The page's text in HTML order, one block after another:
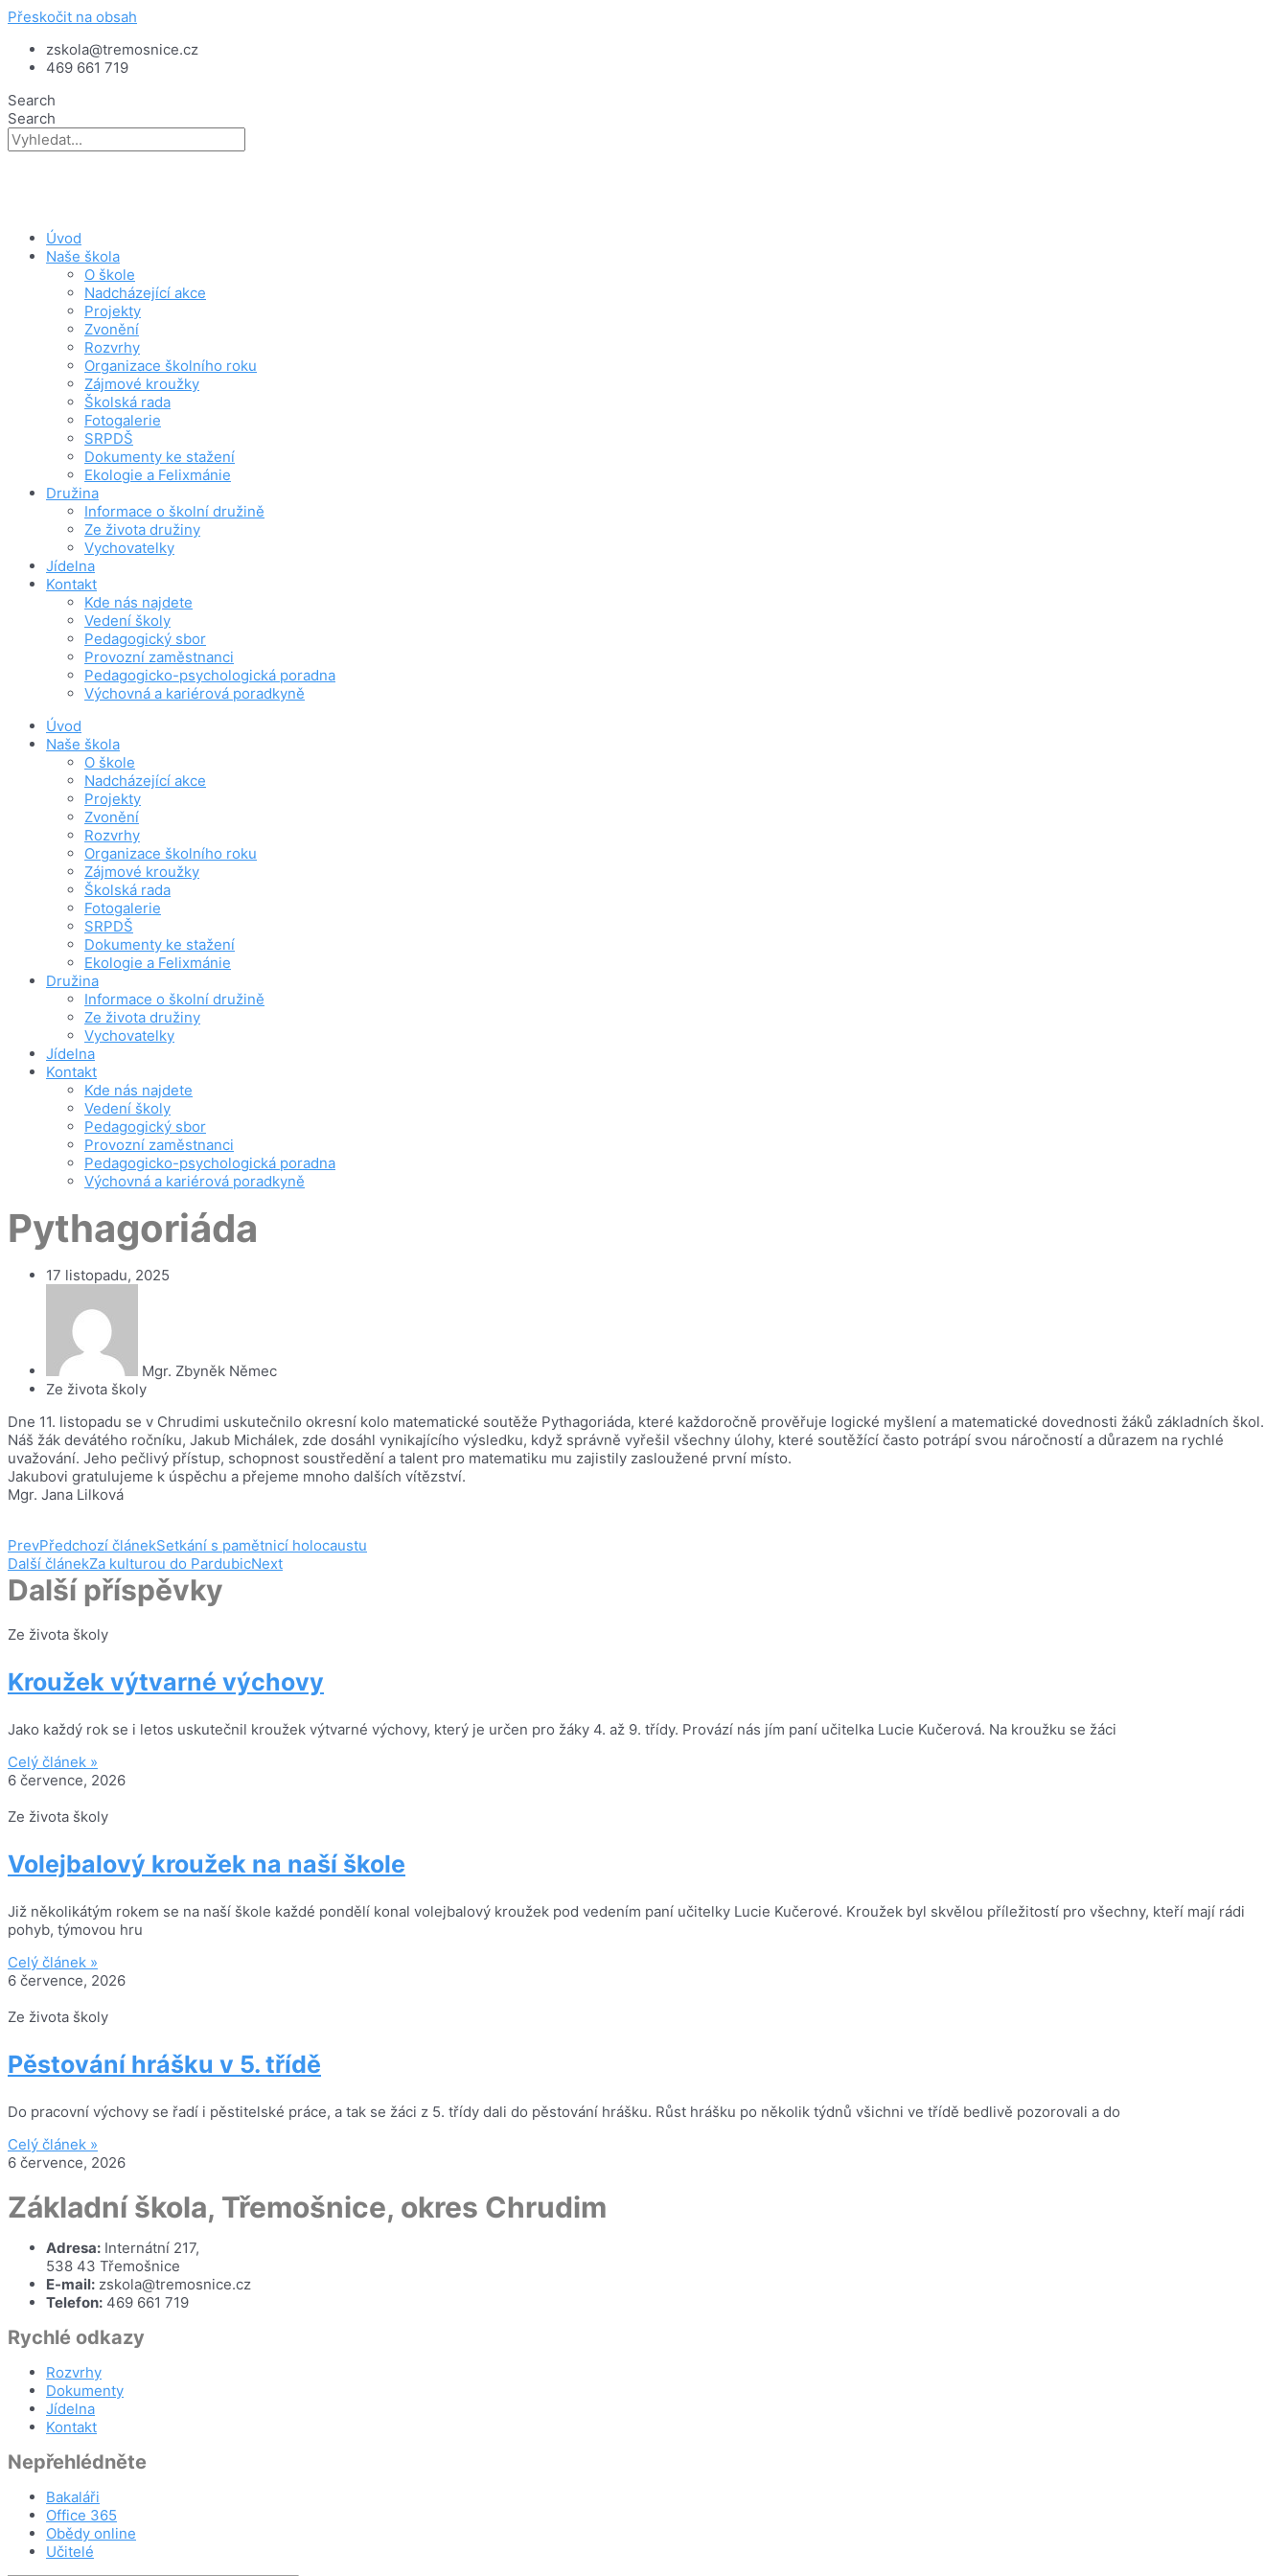
Přeskočit na obsah
zskola@tremosnice.cz
469 661 719
Search
Search
Úvod
Naše škola
O škole
Nadcházející akce
Projekty
Zvonění
Rozvrhy
Organizace školního roku
Zájmové kroužky
Školská rada
Fotogalerie
SRPDŠ
Dokumenty ke stažení
Ekologie a Felixmánie
Družina
Informace o školní družině
Ze života družiny
Vychovatelky
Jídelna
Kontakt
Kde nás najdete
Vedení školy
Pedagogický sbor
Provozní zaměstnanci
Pedagogicko-psychologická poradna
Výchovná a kariérová poradkyně
Úvod
Naše škola
O škole
Nadcházející akce
Projekty
Zvonění
Rozvrhy
Organizace školního roku
Zájmové kroužky
Školská rada
Fotogalerie
SRPDŠ
Dokumenty ke stažení
Ekologie a Felixmánie
Družina
Informace o školní družině
Ze života družiny
Vychovatelky
Jídelna
Kontakt
Kde nás najdete
Vedení školy
Pedagogický sbor
Provozní zaměstnanci
Pedagogicko-psychologická poradna
Výchovná a kariérová poradkyně
Pythagoriáda
17 listopadu, 2025
Mgr. Zbyněk Němec
Ze života školy
Dne 11. listopadu se v Chrudimi uskutečnilo okresní kolo matematické soutěže Pythagoriáda, které každoročně prověřuje logické myšlení a matematické dovednosti žáků základních škol.
Náš žák devátého ročníku, Jakub Michálek, zde dosáhl vynikajícího výsledku, když správně vyřešil všechny úlohy, které soutěžící často potrápí svou náročností a důrazem na rychlé
uvažování. Jeho pečlivý přístup, schopnost soustředění a talent pro matematiku mu zajistily zasloužené první místo.
Jakubovi gratulujeme k úspěchu a přejeme mnoho dalších vítězství.
Mgr. Jana Lilková
PrevPředchozí článekSetkání s pamětnicí holocaustu
Další článekZa kulturou do PardubicNext
Další příspěvky
Ze života školy
Kroužek výtvarné výchovy
Jako každý rok se i letos uskutečnil kroužek výtvarné výchovy, který je určen pro žáky 4. až 9. třídy. Provází nás jím paní učitelka Lucie Kučerová. Na kroužku se žáci
Celý článek »
6 července, 2026
Ze života školy
Volejbalový kroužek na naší škole
Již několikátým rokem se na naší škole každé pondělí konal volejbalový kroužek pod vedením paní učitelky Lucie Kučerové. Kroužek byl skvělou příležitostí pro všechny, kteří mají rádi
pohyb, týmovou hru
Celý článek »
6 července, 2026
Ze života školy
Pěstování hrášku v 5. třídě
Do pracovní výchovy se řadí i pěstitelské práce, a tak se žáci z 5. třídy dali do pěstování hrášku. Růst hrášku po několik týdnů všichni ve třídě bedlivě pozorovali a do
Celý článek »
6 července, 2026
Základní škola, Třemošnice, okres Chrudim
Adresa: Internátní 217,
538 43 Třemošnice
E-mail: zskola@tremosnice.cz
Telefon: 469 661 719
Rychlé odkazy
Rozvrhy
Dokumenty
Jídelna
Kontakt
Nepřehlédněte
Bakaláři
Office 365
Obědy online
Učitelé